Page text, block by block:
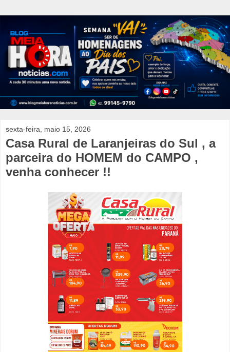
sexta-feira, maio 15, 2026
Casa Rural de Laranjeiras do Sul , a
parceira do HOMEM do CAMPO ,
venha conhecer !!